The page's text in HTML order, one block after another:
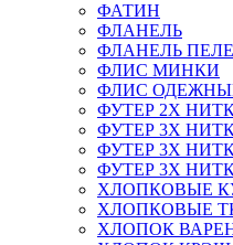
ФАТИН
ФЛАНЕЛЬ
ФЛАНЕЛЬ
ФЛИС МИНКИ
ФЛИС
ФУТЕР 2Х
ФУТЕР 3Х
ФУТЕР 3Х
ФУТЕР 3Х
ХЛОПКОВЫЕ
ХЛОПКОВЫЕ
ХЛОПОК